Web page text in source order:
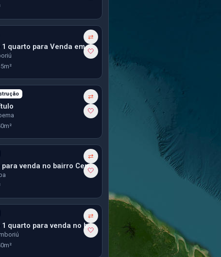
⇄
🤍
Apartamento 1 quarto para Venda em Camboriu
⇄
🤍
⇄
🤍
Apartamento para venda no bairro Centro em Curitiba
⇄
🤍
Apartamento 1 quarto para venda no bairro Tabuleiro em Camboriú